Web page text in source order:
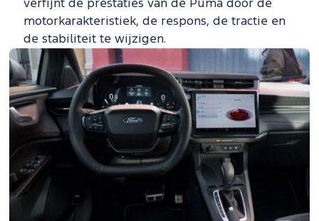
verfijnt de prestaties van de Puma door de
motorkarakteristiek, de respons, de tractie en
de stabiliteit te wijzigen.